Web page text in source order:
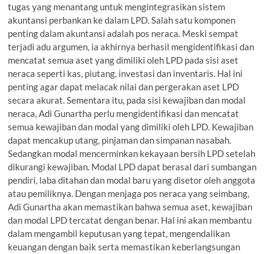
tugas yang menantang untuk mengintegrasikan sistem
akuntansi perbankan ke dalam LPD. Salah satu komponen
penting dalam akuntansi adalah pos neraca. Meski sempat
terjadi adu argumen, ia akhirnya berhasil mengidentifikasi dan
mencatat semua aset yang dimiliki oleh LPD pada sisi aset
neraca seperti kas, piutang, investasi dan inventaris. Hal ini
penting agar dapat melacak nilai dan pergerakan aset LPD
secara akurat. Sementara itu, pada sisi kewajiban dan modal
neraca, Adi Gunartha perlu mengidentifikasi dan mencatat
semua kewajiban dan modal yang dimiliki oleh LPD. Kewajiban
dapat mencakup utang, pinjaman dan simpanan nasabah.
Sedangkan modal mencerminkan kekayaan bersih LPD setelah
dikurangi kewajiban. Modal LPD dapat berasal dari sumbangan
pendiri, laba ditahan dan modal baru yang disetor oleh anggota
atau pemiliknya. Dengan menjaga pos neraca yang seimbang,
Adi Gunartha akan memastikan bahwa semua aset, kewajiban
dan modal LPD tercatat dengan benar. Hal ini akan membantu
dalam mengambil keputusan yang tepat, mengendalikan
keuangan dengan baik serta memastikan keberlangsungan